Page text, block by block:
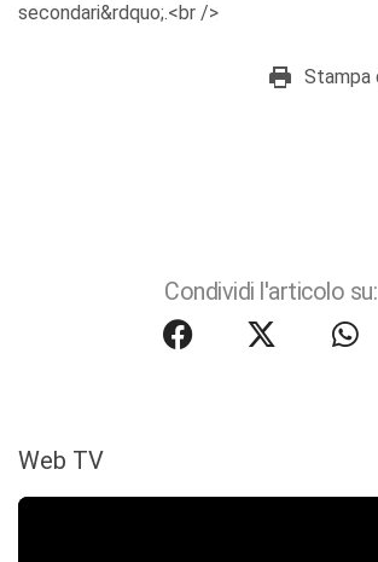
secondari&rdquo;.<br />
Stampa
Condividi l'articolo su:
Web TV